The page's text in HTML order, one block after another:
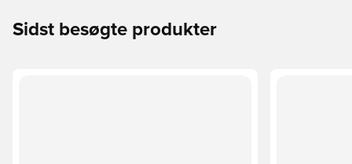
Sidst besøgte produkter